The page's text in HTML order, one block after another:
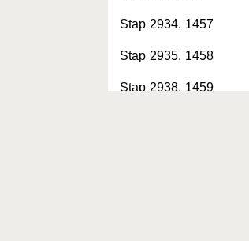
Stap 2934. 1457
Stap 2935. 1458
Stap 2938. 1459